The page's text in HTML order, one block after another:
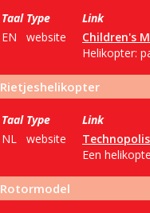
Taal Type
Link
EN
website
Children's
Helikopter:
Rietjeshelikopter
Taal Type
Link
NL
website
Technopolis
Een
Rotormodel